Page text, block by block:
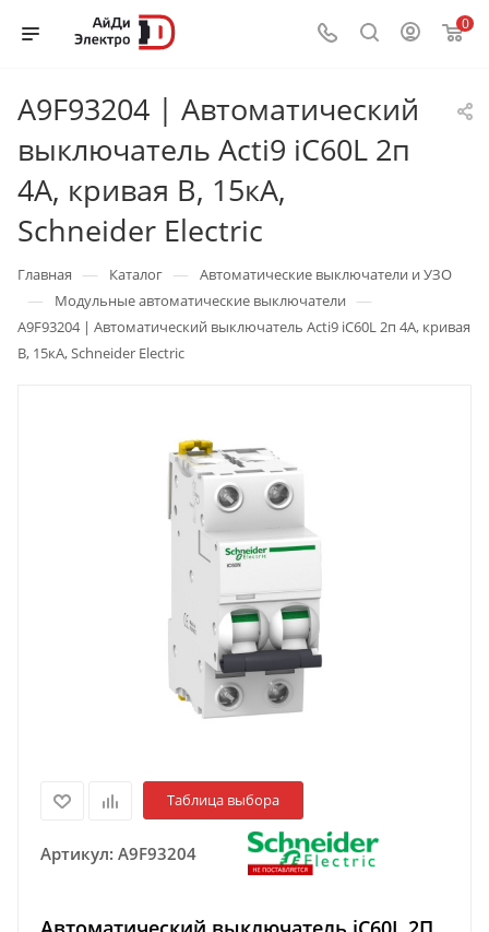
0
A9F93204 | Автоматический
выключатель Acti9 iC60L 2п
4А, кривая B, 15кА,
Schneider Electric
Главная — Каталог — Автоматические выключатели и УЗО
— Модульные автоматические выключатели —
A9F93204 | Автоматический выключатель Acti9 iC60L 2п 4А, кривая
B, 15кА, Schneider Electric
Таблица выбора
Артикул: A9F93204